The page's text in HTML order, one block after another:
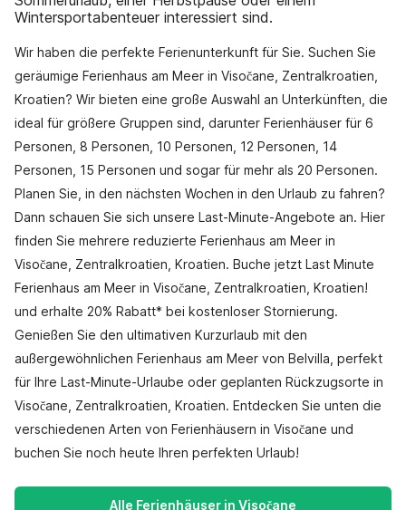
Wintersportabenteuer interessiert sind.
Wir haben die perfekte Ferienunterkunft für Sie. Suchen Sie
geräumige Ferienhaus am Meer in Visočane, Zentralkroatien,
Kroatien? Wir bieten eine große Auswahl an Unterkünften, die
ideal für größere Gruppen sind, darunter Ferienhäuser für 6
Personen, 8 Personen, 10 Personen, 12 Personen, 14
Personen, 15 Personen und sogar für mehr als 20 Personen.
Planen Sie, in den nächsten Wochen in den Urlaub zu fahren?
Dann schauen Sie sich unsere Last-Minute-Angebote an. Hier
finden Sie mehrere reduzierte Ferienhaus am Meer in
Visočane, Zentralkroatien, Kroatien. Buche jetzt Last Minute
Ferienhaus am Meer in Visočane, Zentralkroatien, Kroatien!
und erhalte 20% Rabatt* bei kostenloser Stornierung.
Genießen Sie den ultimativen Kurzurlaub mit den
außergewöhnlichen Ferienhaus am Meer von Belvilla, perfekt
für Ihre Last-Minute-Urlaube oder geplanten Rückzugsorte in
Visočane, Zentralkroatien, Kroatien. Entdecken Sie unten die
verschiedenen Arten von Ferienhäusern in Visočane und
buchen Sie noch heute Ihren perfekten Urlaub!
Alle Ferienhäuser in Visočane